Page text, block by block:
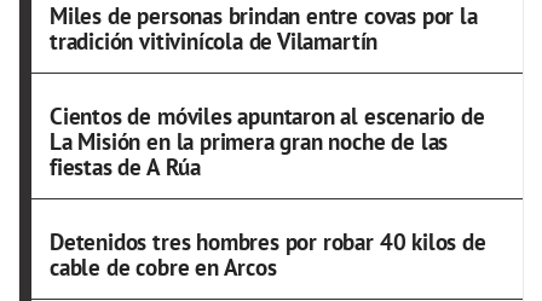
Miles de personas brindan entre covas por la
tradición vitivinícola de Vilamartín
Cientos de móviles apuntaron al escenario de
La Misión en la primera gran noche de las
fiestas de A Rúa
Detenidos tres hombres por robar 40 kilos de
cable de cobre en Arcos